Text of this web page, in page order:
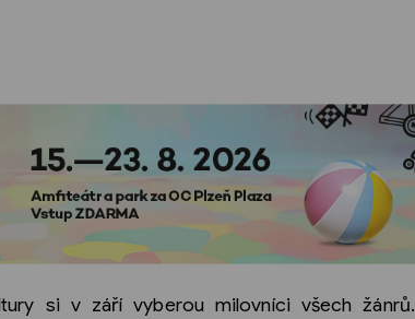
si v září vyberou milovníci všech žánrů.